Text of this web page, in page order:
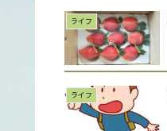
ライフ
ライフ